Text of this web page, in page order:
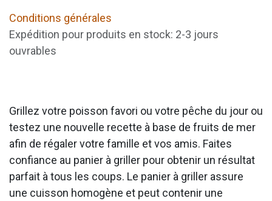
Conditions générales
Expédition pour produits en stock: 2-3 jours
ouvrables
Grillez votre poisson favori ou votre pêche du jour ou
testez une nouvelle recette à base de fruits de mer
afin de régaler votre famille et vos amis. Faites
confiance au panier à griller pour obtenir un résultat
parfait à tous les coups. Le panier à griller assure
une cuisson homogène et peut contenir une